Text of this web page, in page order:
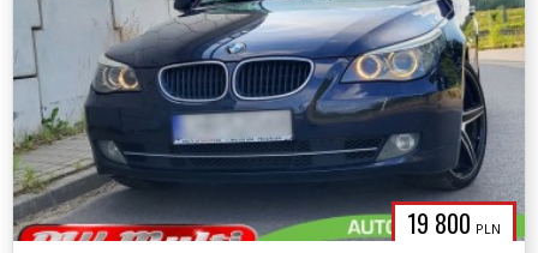
19 800 PLN